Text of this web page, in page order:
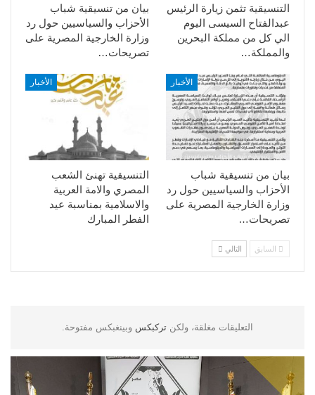
بيان من تنسيقية شباب
الأحزاب والسياسيين حول رد
وزارة الخارجية المصرية على
تصريحات…
التنسيقية تثمن زيارة الرئيس
عبدالفتاح السيسى اليوم
الي كل من مملكة البحرين
والمملكة…
الأخبار
التنسيقية تهنئ الشعب
المصري والامة العربية
والاسلامية بمناسبة عيد
الفطر المبارك
الأخبار
بيان من تنسيقية شباب
الأحزاب والسياسيين حول رد
وزارة الخارجية المصرية على
تصريحات…
السابق التالي
التعليقات مغلقة، ولكن تركبكس وبينغبكس مفتوحة.